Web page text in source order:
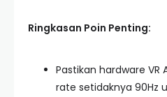
Ringkasan Poin Penting:
Pastikan hardware
rate setidaknya 90Hz